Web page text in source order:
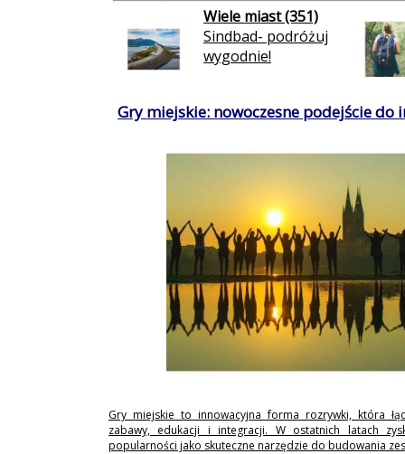
Wiele miast (351)
Sindbad- podróżuj
wygodnie!
Gry miejskie: nowoczesne podejście do
Gry miejskie to innowacyjna forma rozrywki, która
zabawy, edukacji i integracji. W ostatnich latach
popularności jako skuteczne narzędzie do budowania